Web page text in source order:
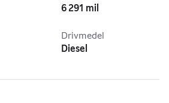
6 291 mil
Drivmedel
Diesel